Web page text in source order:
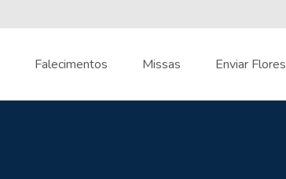
Falecimentos Missas Enviar Flores